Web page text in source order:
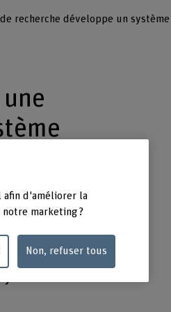
mobilité
de la Haute
de
afin d'améliorer la
marketing ?
Non, refuser tous